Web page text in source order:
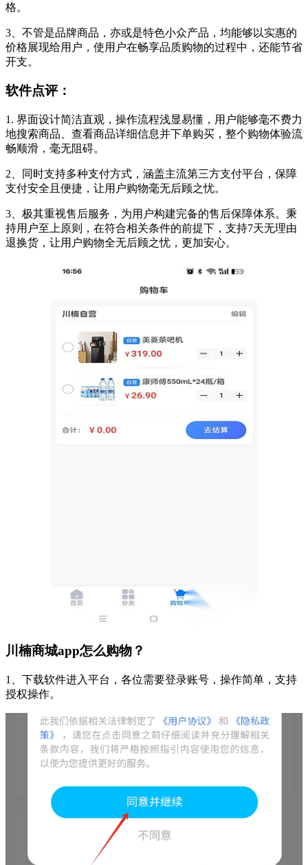
格。
3、不管是品牌商品，亦或是特色小众产品，均能够以实惠的
价格展现给用户，使用户在畅享品质购物的过程中，还能节省
开支。
软件点评：
1. 界面设计简洁直观，操作流程浅显易懂，用户能够毫不费力
地搜索商品、查看商品详细信息并下单购买，整个购物体验流
畅顺滑，毫无阻碍。
2、同时支持多种支付方式，涵盖主流第三方支付平台，保障
支付安全且便捷，让用户购物毫无后顾之忧。
3、极其重视售后服务，为用户构建完备的售后保障体系。秉
持用户至上原则，在符合相关条件的前提下，支持7天无理由
退换货，让用户购物全无后顾之忧，更加安心。
川楠商城app怎么购物？
1、下载软件进入平台，各位需要登录账号，操作简单，支持
授权操作。